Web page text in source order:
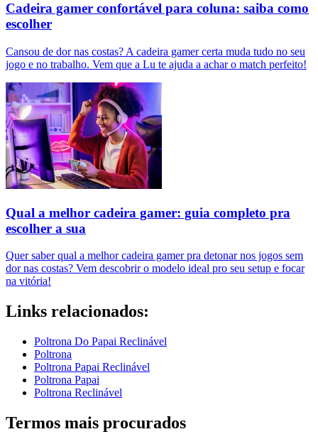
Cadeira gamer confortável para coluna: saiba como
escolher
Cansou de dor nas costas? A cadeira gamer certa muda tudo no seu
jogo e no trabalho. Vem que a Lu te ajuda a achar o match perfeito!
Qual a melhor cadeira gamer: guia completo pra
escolher a sua
Quer saber qual a melhor cadeira gamer pra detonar nos jogos sem
dor nas costas? Vem descobrir o modelo ideal pro seu setup e focar
na vitória!
Links relacionados:
Poltrona Do Papai Reclinável
Poltrona
Poltrona Papai Reclinável
Poltrona Papai
Poltrona Reclinável
Termos mais procurados